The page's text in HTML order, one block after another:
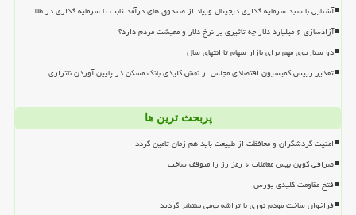
آشنایی با سبد سرمایه گذاری دیجیتال ویپاد از صندوق های درآمد ثابت تا سرمایه گذاری در طلا
آزادسازی ۶ میلیارد دلار چه تاثیری بر نرخ دلار و معیشت مردم دارد؟
دو سناریوی مهم برای بازار سهام تا انتهای سال
تقدیر رییس کمیسیون اقتصادی مجلس از نقش کلیدی بانک مسکن در پایین آوردن ناترازی
پربحث ترین ها
امنیت گردشگران و محافظت از طبیعت باید هم زمان تامین گردد
صرافی کوین بیس معاملات ۶ رمزارز را متوقف ساخت
فتح مقاومت کلیدی بورس
فراخوان ساخت مودم نوری با تراشه بومی منتشر گردید